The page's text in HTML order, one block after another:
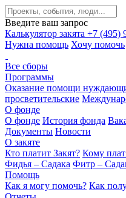
Введите ваш запрос
Калькулятор закята +7 (495)
Нужна помощь Хочу помочь
Все сборы
Программы
Оказание помощи
просветительские
О фонде
О фонде История фонда
Документы Новости
О закяте
Кто платит Закят? Кому
Фидья – Садака Фитр –
Помощь
Как я могу помочь? Как